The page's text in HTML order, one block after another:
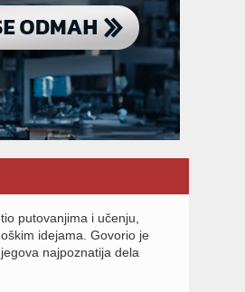
putovanjima i učenju,
idejama. Govorio je
najpoznatija dela